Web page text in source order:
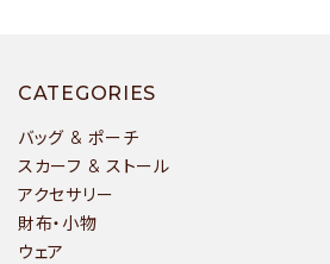
キーワード
カテゴリー
CATEGORIES
バッグ & ポーチ
スカーフ & ストール
アクセサリー
財布・小物
ウェア